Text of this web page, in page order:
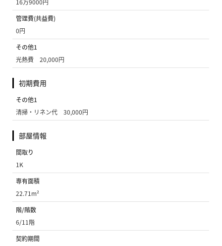
16万9000円
管理費(共益費)
0円
その他1
光熱費 20,000円
初期費用
その他1
清掃・リネン代 30,000円
部屋情報
間取り
1K
専有面積
22.71m²
階/階数
6/11階
契約期間